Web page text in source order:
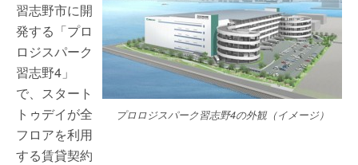
プロロジスパーク習志野4の外観（イメージ）
習志野市に開
発する「プロ
ロジスパーク
習志野4」
で、スタート
トゥデイが全
フロアを利用
する賃貸契約